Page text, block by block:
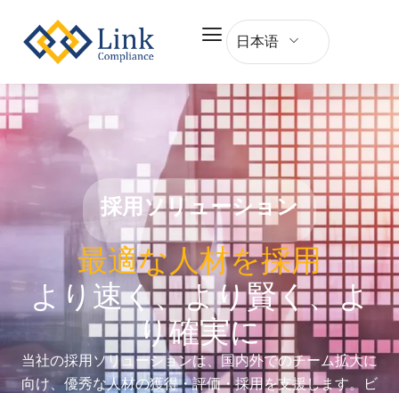
日本语
採用ソリューション
最適な人材を採用
より速く、より賢く、よ
り確実に
当社の採用ソリューションは、国内外でのチーム拡大に
向け、優秀な人材の獲得・評価・採用を支援します。ビ